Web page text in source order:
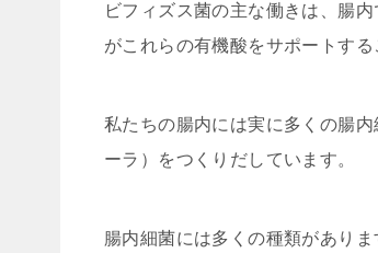
ビフィズス菌の主な働きは、腸
がこれらの有機酸をサポートす
私たちの腸内には実に多くの腸
ーラ）をつくりだしています。
腸内細菌には多くの種類があり